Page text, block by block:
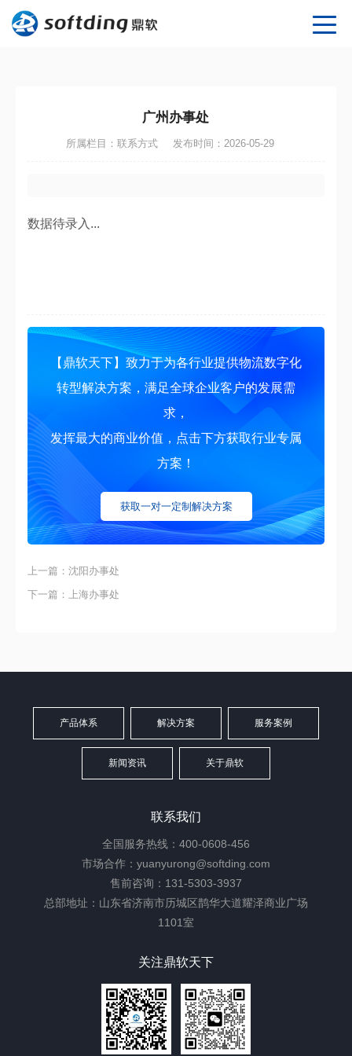
广州办事处
所属栏目：联系方式 发布时间：2026-05-29
数据待录入...
【鼎软天下】致力于为各行业提供物流数字化
转型解决方案，满足全球企业客户的发展需
求，
发挥最大的商业价值，点击下方获取行业专属
方案！
获取一对一定制解决方案
上一篇：沈阳办事处
下一篇：上海办事处
产品体系 解决方案 服务案例
新闻资讯 关于鼎软
联系我们
全国服务热线：400-0608-456
市场合作：yuanyurong@softding.com
售前咨询：131-5303-3937
总部地址：山东省济南市历城区鹊华大道耀泽商业广场
1101室
关注鼎软天下